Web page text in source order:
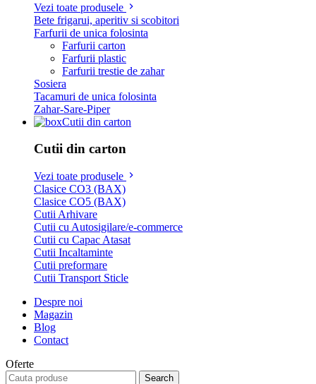
Vezi toate produsele
Bete frigarui, aperitiv si scobitori
Farfurii de unica folosinta
Farfurii carton
Farfurii plastic
Farfurii trestie de zahar
Sosiera
Tacamuri de unica folosinta
Zahar-Sare-Piper
Cutii din carton
Cutii din carton
Vezi toate produsele
Clasice CO3 (BAX)
Clasice CO5 (BAX)
Cutii Arhivare
Cutii cu Autosigilare/e-commerce
Cutii cu Capac Atasat
Cutii Incaltaminte
Cutii preformare
Cutii Transport Sticle
Despre noi
Magazin
Blog
Contact
Oferte
Search